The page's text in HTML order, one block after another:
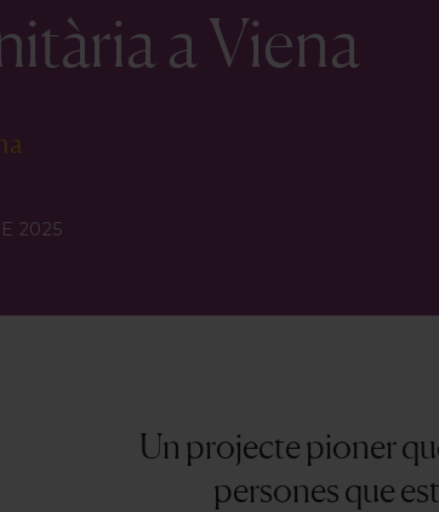
a Viena
2025
Un projecte pioner
persones que